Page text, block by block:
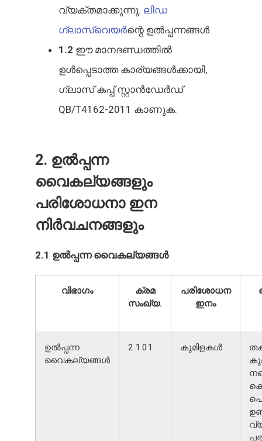
വ്യക്തമാക്കുന്നു. ലിഡ
ഗ്ലാസ്വെയർന്റെ ഉൽപ്പന്നങ്ങൾ.
1.2 ഈ മാനദണ്ഡത്തിൽ
ഉൾപ്പെടാത്ത കാര്യങ്ങൾക്കായി,
ഗ്ലാസ് കപ്പ് സ്റ്റാൻഡേർഡ്
QB/T4162-2011 കാണുക.
2. ഉൽപ്പന്ന
വൈകല്യങ്ങളും
പരിശോധനാ ഇന
നിർവചനങ്ങളും
2.1 ഉൽപ്പന്ന വൈകല്യങ്ങൾ
വിഭാഗം
ക്രമ
സംഖ്യ.
പരിശോധന
ഇനം
ഉൽപ്പന്ന
വൈകല്യങ്ങൾ
2.1.01 കുമിളകൾ